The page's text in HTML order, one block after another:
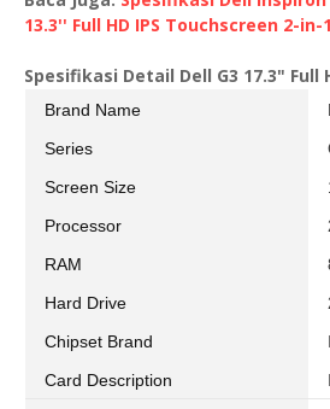
13.3'' Full HD IPS Touchscreen 2-
Spesifikasi Detail Dell G3 17.3" Full
Brand Name
Series
Screen Size
Processor
RAM
Hard Drive
Chipset Brand
Card Description